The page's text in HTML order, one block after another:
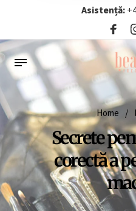
Asistență:
Home /
Secrete
corectă a